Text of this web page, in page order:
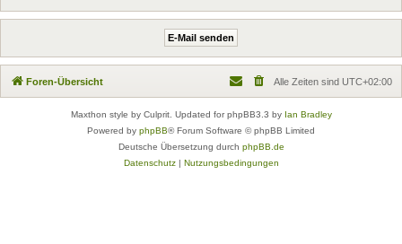
Foren-Übersicht Alle Zeiten sind UTC+02:00
Maxthon style by Culprit. Updated for phpBB3.3 by Ian Bradley
Powered by phpBB® Forum Software © phpBB Limited
Deutsche Übersetzung durch phpBB.de
Datenschutz| Nutzungsbedingungen